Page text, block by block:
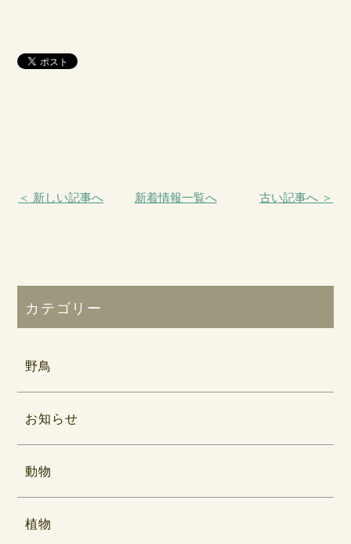
＜ 新しい記事へ 新着情報一覧へ 古い記事へ ＞
カテゴリー
野鳥
お知らせ
動物
植物